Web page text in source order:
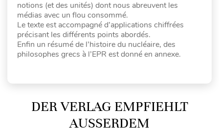
notions (et des unités) dont nous abreuvent les
médias avec un flou consommé.
Le texte est accompagné d’applications chiffrées
précisant les différents points abordés.
Enfin un résumé de l’histoire du nucléaire, des
philosophes grecs à l’EPR est donné en annexe.
DER VERLAG EMPFIEHLT
AUSSERDEM